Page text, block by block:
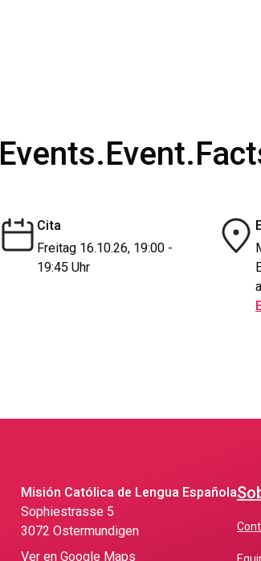
Cita
Freitag 16.10.26, 19:00 -
19:45 Uhr
Misión Católica de Lengua Española
Sophiestrasse 5
3072 Ostermundigen
Ver en Google Maps